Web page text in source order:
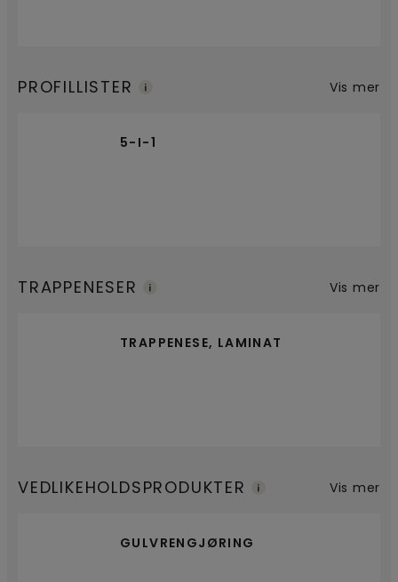
PROFILLISTER
5-I-1
Vis mer
TRAPPENESER
TRAPPENESE, LAMINAT
Vis mer
VEDLIKEHOLDSPRODUKTER
GULVRENGJØRING
Vis mer